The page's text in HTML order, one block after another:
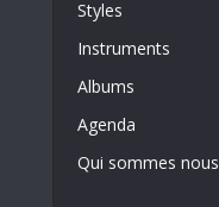
Styles
Instruments
Albums
Agenda
Qui sommes nous